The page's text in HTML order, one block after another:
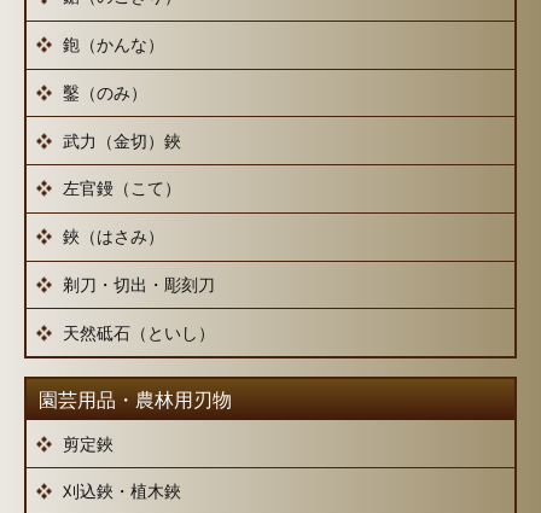
鉋（かんな）
鑿（のみ）
武力（金切）鋏
左官鏝（こて）
鋏（はさみ）
剃刀・切出・彫刻刀
天然砥石（といし）
園芸用品・農林用刃物
剪定鋏
刈込鋏・植木鋏